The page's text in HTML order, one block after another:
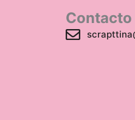
Contacto